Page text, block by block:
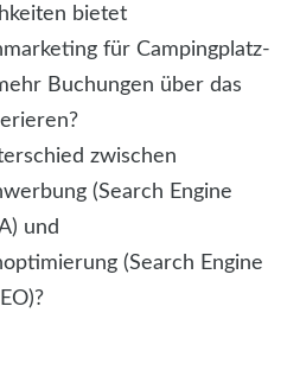
bietet
für Campingplatz-
Buchungen über das
zwischen
(Search Engine
und
(Search Engine